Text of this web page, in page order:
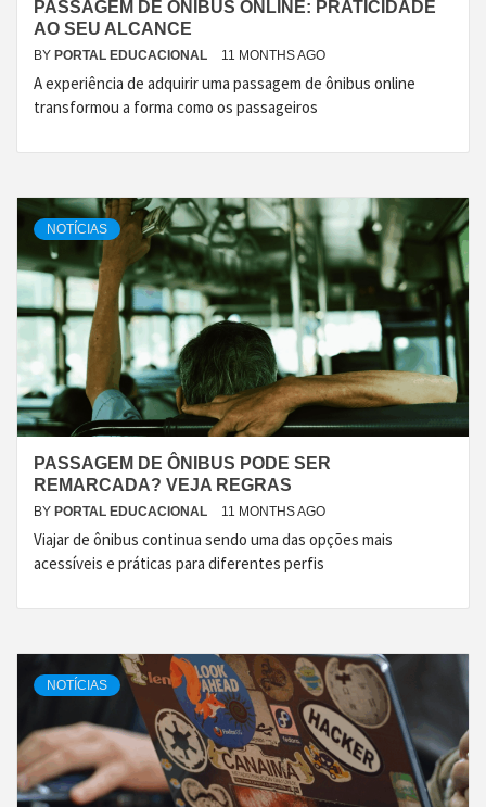
PASSAGEM DE ÔNIBUS ONLINE: PRATICIDADE
AO SEU ALCANCE
BY PORTAL EDUCACIONAL 11 MONTHS AGO
A experiência de adquirir uma passagem de ônibus online
transformou a forma como os passageiros
NOTÍCIAS
PASSAGEM DE ÔNIBUS PODE SER
REMARCADA? VEJA REGRAS
BY PORTAL EDUCACIONAL 11 MONTHS AGO
Viajar de ônibus continua sendo uma das opções mais
acessíveis e práticas para diferentes perfis
NOTÍCIAS